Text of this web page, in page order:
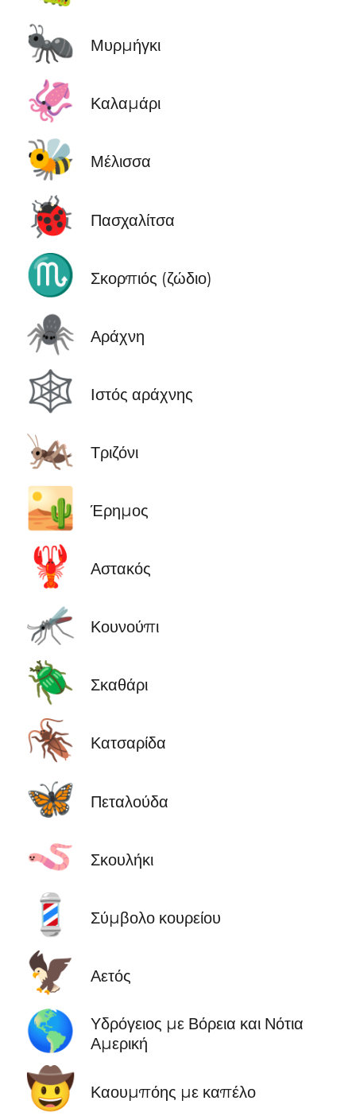
🐜
Μυρμήγκι
🦑 Καλαμάρι
🐝 Μέλισσα
🐞 Πασχαλίτσα
♏ Σκορπιός (ζώδιο)
🕷️ Αράχνη
🕸️ Ιστός αράχνης
🦗 Τριζόνι
🏜️ Έρημος
🦞 Αστακός
🦟 Κουνούπι
🪲 Σκαθάρι
🪳 Κατσαρίδα
🦋 Πεταλούδα
🪱 Σκουλήκι
💈 Σύμβολο κουρείου
🦅 Αετός
🌎
Υδρόγειος με Βόρεια και Νότια
Αμερική
🤠 Καουμπόης με καπέλο